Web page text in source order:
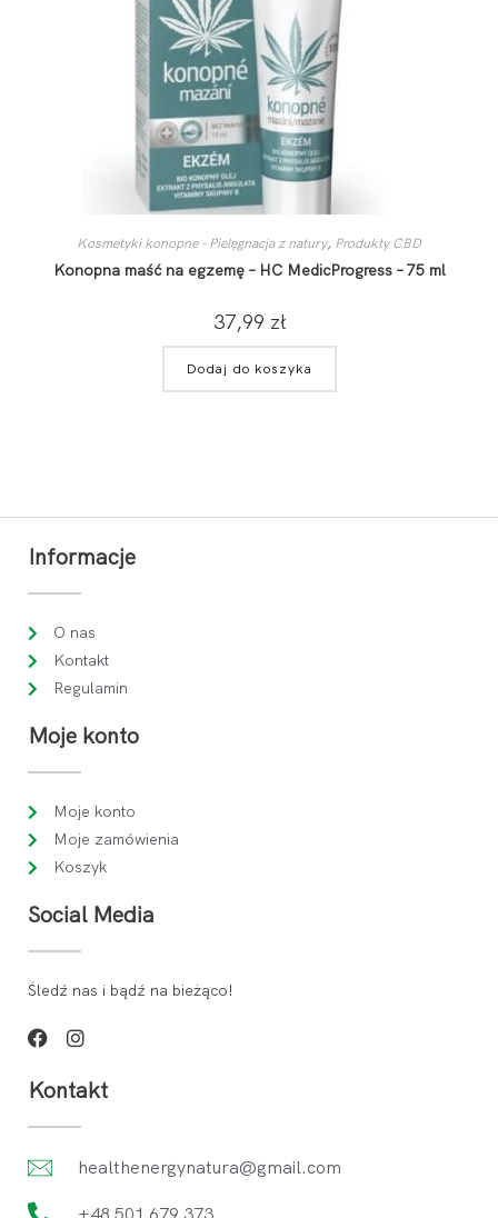
Kosmetyki konopne – Pielęgnacja z natury, Produkty CBD
Konopna maść na egzemę – HC MedicProgress – 75 ml
37,99 zł
Dodaj do koszyka
Informacje
O nas
Kontakt
Regulamin
Moje konto
Moje konto
Moje zamówienia
Koszyk
Social Media
Śledź nas i bądź na bieżąco!
Kontakt
healthenergynatura@gmail.com